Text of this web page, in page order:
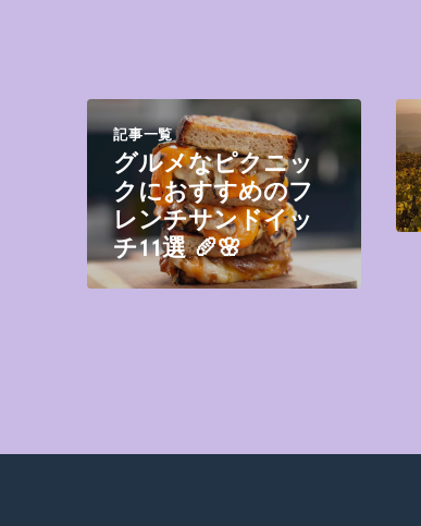
記事一覧
グルメなピクニッ
クにおすすめのフ
レンチサンドイッ
チ11選 🥖🌸